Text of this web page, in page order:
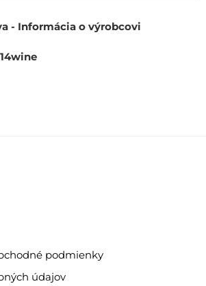
- Informácia o výrobcovi
podmienky
údajov